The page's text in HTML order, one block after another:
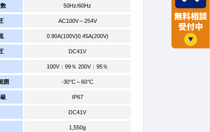
50Hz/60Hz
AC100V～254V
0.90A(100V)0.45A(200V)
DC41V
100V：99％ 200V：95％
囲 -30°C～60°C
IP67
DC41V
1,550g